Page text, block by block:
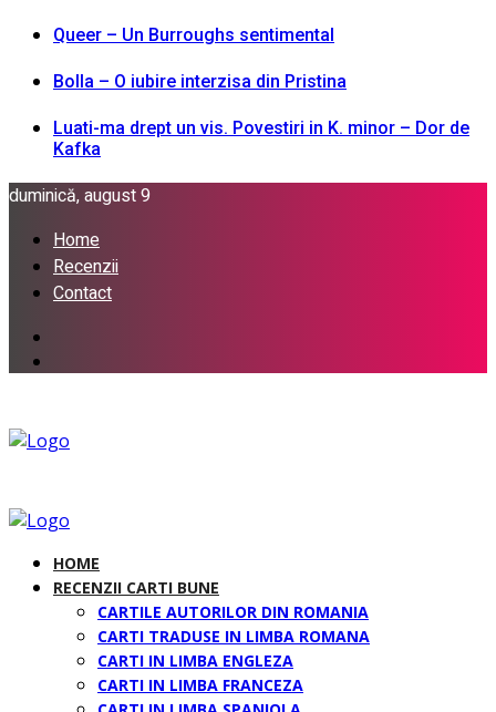
Queer – Un Burroughs sentimental
Bolla – O iubire interzisa din Pristina
Luati-ma drept un vis. Povestiri in K. minor – Dor de
Kafka
duminică, august 9
Home
Recenzii
Contact
HOME
RECENZII CARTI BUNE
CARTILE AUTORILOR DIN ROMANIA
CARTI TRADUSE IN LIMBA ROMANA
CARTI IN LIMBA ENGLEZA
CARTI IN LIMBA FRANCEZA